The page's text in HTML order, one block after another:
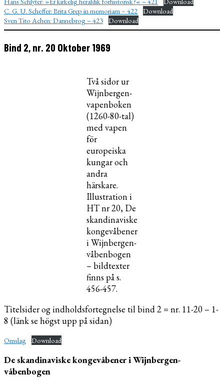
C. G. U. Scheffer: Brita Grep in memoriam – 422 Download
Sven Tito Achen: Dannebrog – 423 Download
Bind 2, nr. 20 Oktober 1969
Två sidor ur
Wijnbergen-
vapenboken
(1260-80-tal)
med vapen
för
europeiska
kungar och
andra
härskare.
Illustration i
HT nr 20, De
skandinaviske
kongevåbener
i Wijnbergen-
våbenbogen
– bildtexter
finns på s.
456-457.
Titelsider og indholdsfortegnelse til bind 2 = nr. 11-20 – 1-
8 (länk se högst upp på sidan)
Omslag Download
De skandinaviske kongevåbener i Wijnbergen-
våbenbogen